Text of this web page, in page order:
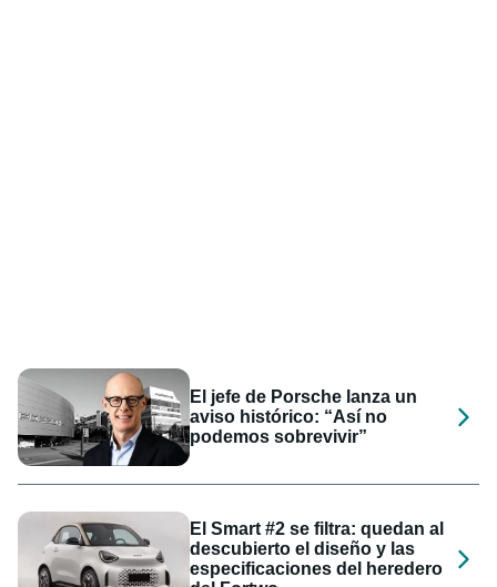
El jefe de Porsche lanza un
aviso histórico: “Así no
podemos sobrevivir”
El Smart #2 se filtra: quedan al
descubierto el diseño y las
especificaciones del heredero